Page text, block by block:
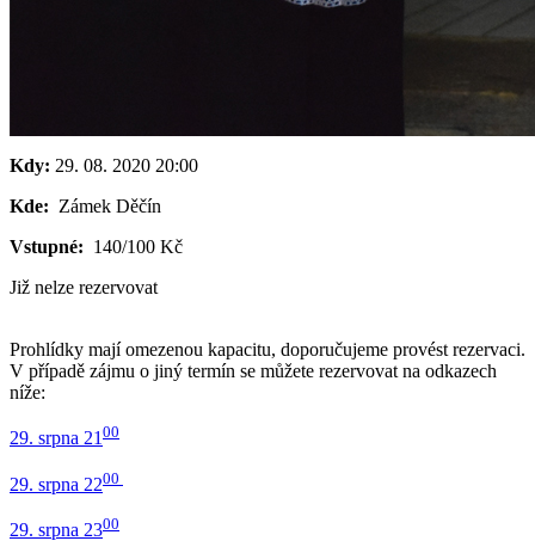
Kdy: 29. 08. 2020 20:00
Kde: Zámek Děčín
Vstupné: 140/100 Kč
Již nelze rezervovat
Prohlídky mají omezenou kapacitu, doporučujeme provést rezervaci.
V případě zájmu o jiný termín se můžete rezervovat na odkazech
níže:
29. srpna 21 00
29. srpna 2200
29. srpna 2300